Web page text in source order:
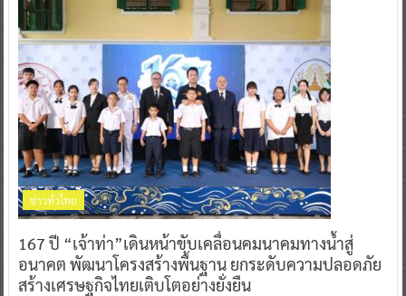
ข่าวทั่วไทย
167 ปี “เจ้าท่า”เดินหน้าขับเคลื่อนคมนาคมทางน้ำสู่
อนาคต พัฒนาโครงสร้างพื้นฐาน ยกระดับความปลอดภัย
สร้างเศรษฐกิจไทยเติบโตอย่างยั่งยืน